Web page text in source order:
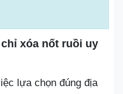
xóa nốt ruồi uy
lựa chọn đúng địa